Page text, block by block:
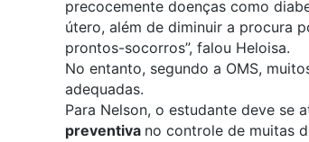
precocemente doenças como
útero, além de diminuir a procura
prontos-socorros”, falou Heloisa.
No entanto, segundo a OMS,
adequadas.
Para Nelson, o estudante deve se
preventiva no controle de muitas